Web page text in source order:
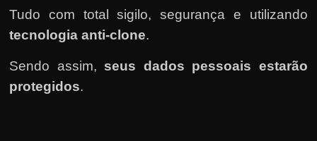
Tudo com total sigilo, segurança e utilizando
tecnologia anti-clone.
Sendo assim, seus dados pessoais estarão
protegidos.